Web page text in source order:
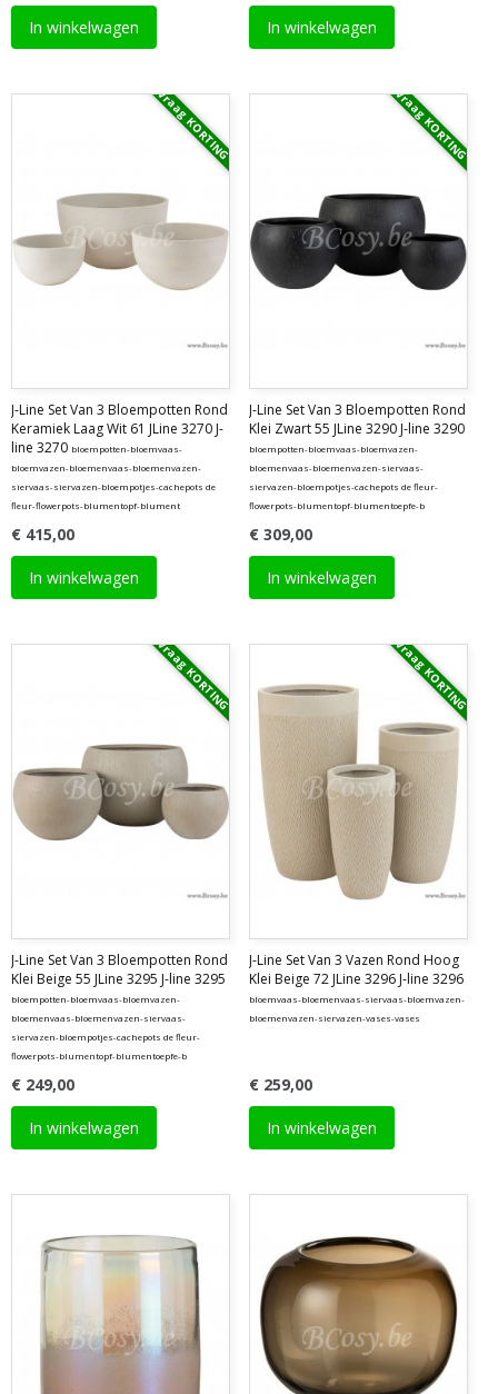
In winkelwagen In winkelwagen
Vraag KORTING
J-Line Set Van 3 Bloempotten Rond
Keramiek Laag Wit 61 JLine 3270 J-
line 3270 bloempotten-bloemvaas-
bloemvazen-bloemenvaas-bloemenvazen-
siervaas-siervazen-bloempotjes-cachepots de
fleur-flowerpots-blumentopf-blument
€ 415,00
In winkelwagen
Vraag KORTING
J-Line Set Van 3 Bloempotten Rond
Klei Zwart 55 JLine 3290 J-line 3290
bloempotten-bloemvaas-bloemvazen-
bloemenvaas-bloemenvazen-siervaas-
siervazen-bloempotjes-cachepots de fleur-
flowerpots-blumentopf-blumentoepfe-b
€ 309,00
In winkelwagen
Vraag KORTING
J-Line Set Van 3 Bloempotten Rond
Klei Beige 55 JLine 3295 J-line 3295
bloempotten-bloemvaas-bloemvazen-
bloemenvaas-bloemenvazen-siervaas-
siervazen-bloempotjes-cachepots de fleur-
flowerpots-blumentopf-blumentoepfe-b
€ 249,00
In winkelwagen
Vraag KORTING
J-Line Set Van 3 Vazen Rond Hoog
Klei Beige 72 JLine 3296 J-line 3296
bloemvaas-bloemenvaas-siervaas-bloemvazen-
bloemenvazen-siervazen-vases-vases
€ 259,00
In winkelwagen